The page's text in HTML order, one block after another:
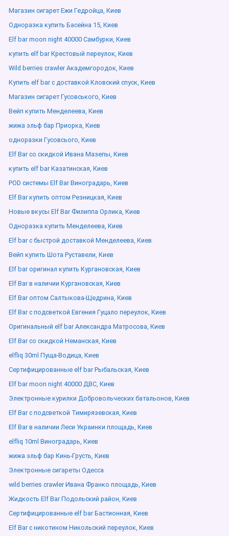
Магазин сигарет Ежи Гедройца, Киев
Одноразка купить Басейна 15, Киев
Elf bar moon night 40000 Самбурки, Киев
купить elf bar Крестовый переулок, Киев
Wild berries crawler Академгородок, Киев
Купить elf bar с доставкой Кловский спуск, Киев
Магазин сигарет Гусовського, Киев
Вейп купить Менделеева, Киев
жижа эльф бар Приорка, Киев
одноразки Гусовсього, Киев
Elf Bar со скидкой Ивана Мазепы, Киев
купить elf bar Казатинская, Киев
POD системы Elf Bar Виноградарь, Киев
Elf Bar купить оптом Резницкая, Киев
Новые вкусы Elf Bar Филиппа Орлика, Киев
Одноразка купить Менделеева, Киев
Elf bar с быстрой доставкой Менделеева, Киев
Вейп купить Шота Руставели, Киев
Elf bar оригинал купить Кургановская, Киев
Elf Bar в наличии Кургановская, Киев
Elf Bar оптом Салтыкова-Щедрина, Киев
Elf Bar с подсветкой Евгения Гуцало переулок, Киев
Оригинальный elf bar Александра Матросова, Киев
Elf Bar со скидкой Неманская, Киев
elfliq 30ml Пуща-Водица, Киев
Сертифицированные elf bar Рыбальская, Киев
Elf bar moon night 40000 ДВС, Киев
Электронные курилки Добровольческих батальонов, Киев
Elf Bar с подсветкой Тимирязевская, Киев
Elf Bar в наличии Леси Украинки площадь, Киев
elfliq 10ml Виноградарь, Киев
жижа эльф бар Кинь-Грусть, Киев
Электронные сигареты Одесса
wild berries crawler Ивана Франко площадь, Киев
Жидкость Elf Bar Подольский район, Киев
Сертифицированные elf bar Бастионная, Киев
Elf Bar с никотином Никольский переулок, Киев